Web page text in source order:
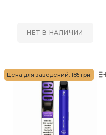
НЕТ В НАЛИЧИИ
Цена для заведений: 185 грн.